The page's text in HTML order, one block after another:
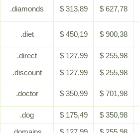
.diamonds $ 313,89 $ 627,78
.diet $ 450,19 $ 900,38
.direct $ 127,99 $ 255,98
.discount
$ 127,99 $ 255,98
.doctor $ 350,99 $ 701,98
.dog $ 175,49 $ 350,98